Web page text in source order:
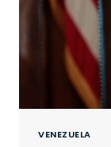
VENEZUELA